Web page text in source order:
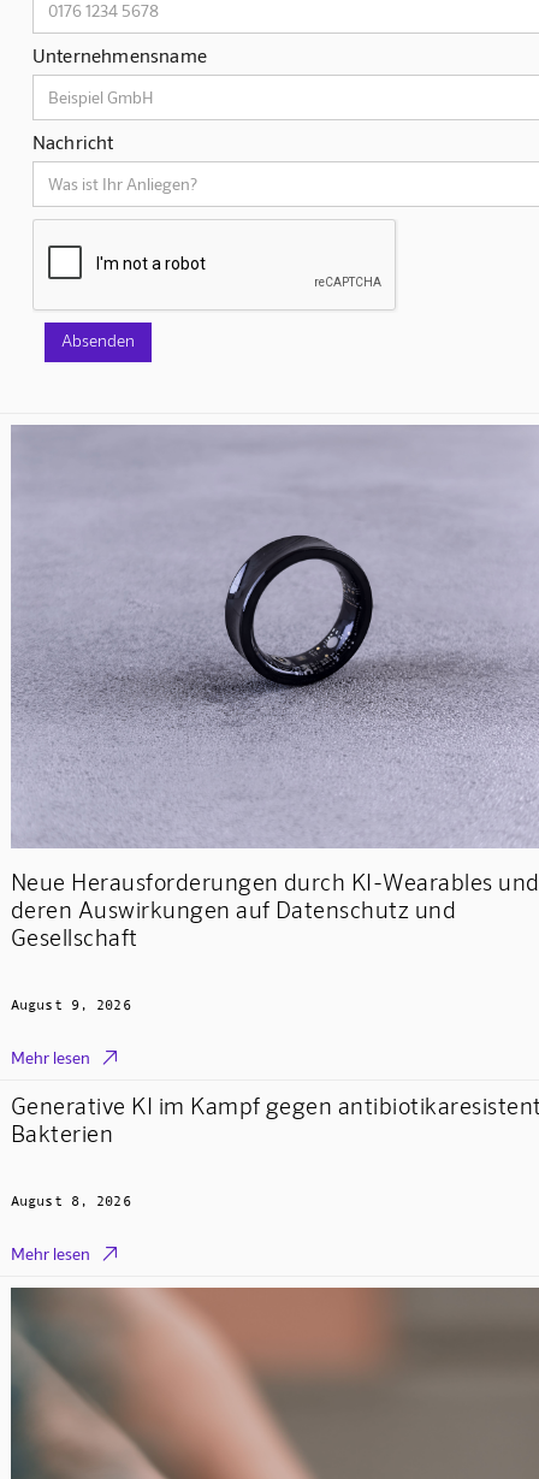
Unternehmensname
Nachricht
Neue Herausforderungen durch KI-Wearables und
deren Auswirkungen auf Datenschutz und
Gesellschaft
August 9, 2026
Mehr lesen 
Generative KI im Kampf gegen
Bakterien
August 8, 2026
Mehr lesen 